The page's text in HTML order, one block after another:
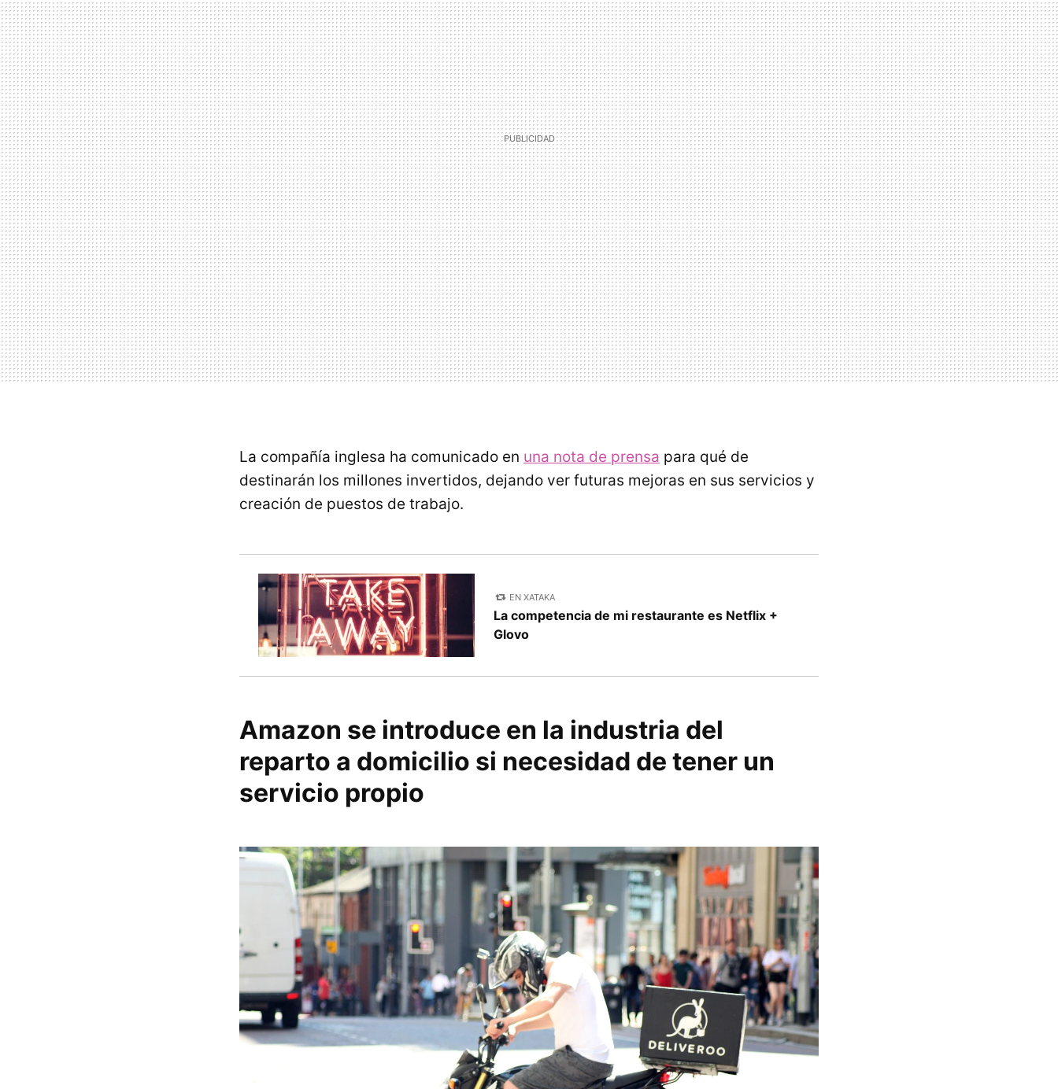
La compañía inglesa ha comunicado en una nota de prensa para qué de
destinarán los millones invertidos, dejando ver futuras mejoras en sus servicios y
creación de puestos de trabajo.
EN XATAKA
La competencia de mi restaurante es Netflix +
Glovo
Amazon se introduce en la industria del
reparto a domicilio si necesidad de tener un
servicio propio